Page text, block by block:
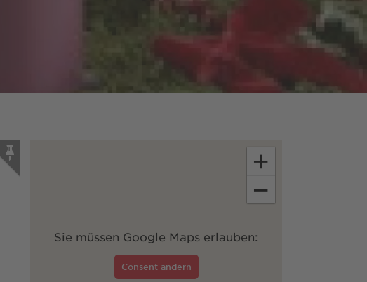
Sie müssen Google Maps erlauben:
Consent ändern
+
−